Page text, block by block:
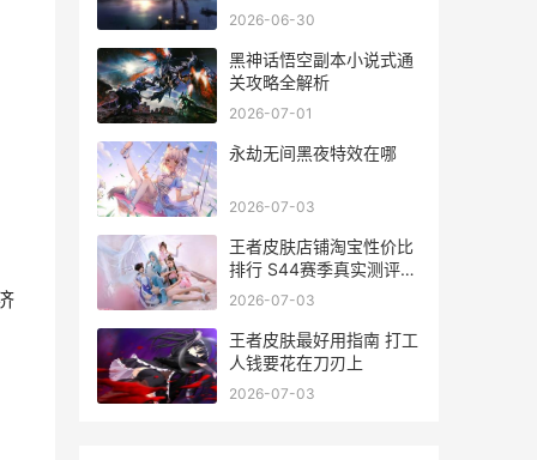
2026-06-30
黑神话悟空副本小说式通
关攻略全解析
2026-07-01
永劫无间黑夜特效在哪
2026-07-03
王者皮肤店铺淘宝性价比
排行 S44赛季真实测评避
坑指南
2026-07-03
王者皮肤最好用指南 打工
人钱要花在刀刃上
2026-07-03